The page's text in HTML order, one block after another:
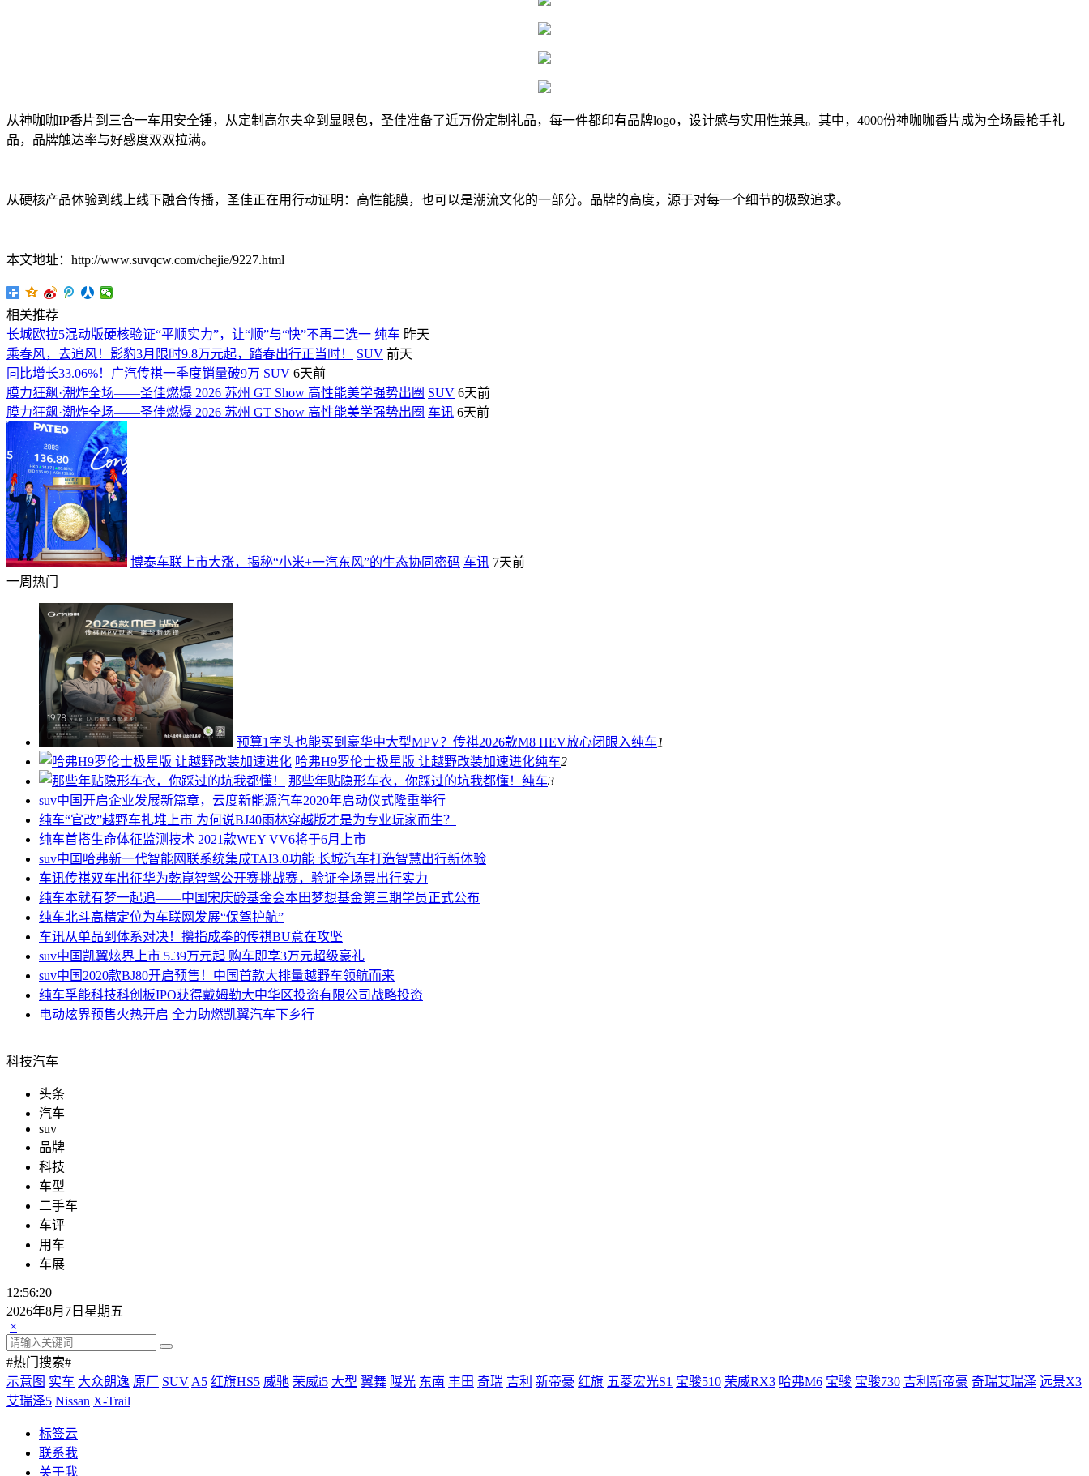
从神咖咖IP香片到三合一车用安全锤，从定制高尔夫伞到显眼包，圣佳准备了近万份定制礼品，每一件都印有品牌logo，设计感与实用性兼具。其中，4000份神咖咖香片成为全场最抢手礼
品，品牌触达率与好感度双双拉满。
从硬核产品体验到线上线下融合传播，圣佳正在用行动证明：高性能膜，也可以是潮流文化的一部分。品牌的高度，源于对每一个细节的极致追求。
本文地址：http://www.suvqcw.com/chejie/9227.html
相关推荐
长城欧拉5混动版硬核验证“平顺实力”，让“顺”与“快”不再二选一 纯车 昨天
乘春风，去追风！影豹3月限时9.8万元起，踏春出行正当时！
SUV 前天
同比增长33.06%！广汽传祺一季度销量破9万 SUV 6天前
膜力狂飙·潮炸全场——圣佳燃爆 2026 苏州 GT Show 高性能美学强势出圈 SUV 6天前
膜力狂飙·潮炸全场——圣佳燃爆 2026 苏州 GT Show 高性能美学强势出圈 车讯 6天前
博泰车联上市大涨，揭秘“小米+一汽东风”的生态协同密码 车讯 7天前
一周热门
预算1字头也能买到豪华中大型MPV？传祺2026款M8 HEV放心闭眼入纯车1
哈弗H9罗伦士极星版 让越野改装加速进化纯车2
那些年贴隐形车衣，你踩过的坑我都懂！ 纯车3
suv中国开启企业发展新篇章，云度新能源汽车2020年启动仪式隆重举行
纯车“官改”越野车扎堆上市 为何说BJ40雨林穿越版才是为专业玩家而生？
纯车首搭生命体征监测技术 2021款WEY VV6将于6月上市
suv中国 哈弗新一代智能网联系统集成TAI3.0功能 长城汽车打造智慧出行新体验
车讯传祺双车出征华为乾崑智驾公开赛挑战赛，验证全场景出行实力
纯车本就有梦一起追——中国宋庆龄基金会本田梦想基金第三期学员正式公布
纯车北斗高精定位为车联网发展“保驾护航”
车讯从单品到体系对决！攥指成拳的传祺BU意在攻坚
suv中国 凯翼炫界上市 5.39万元起 购车即享3万元超级豪礼
suv中国2020款BJ80开启预售！中国首款大排量越野车领航而来
纯车孚能科技科创板IPO获得戴姆勒大中华区投资有限公司战略投资
电动炫界预售火热开启 全力助燃凯翼汽车下乡行
科技汽车
头条
汽车
suv
品牌
科技
车型
二手车
车评
用车
车展
12:56:21
2026年8月7日星期五
×
#热门搜索#
示意图 实车 大众朗逸 原厂 SUVA5 红旗HS5 威驰 荣威i5 大型 翼舞 曝光 东南 丰田 奇瑞 吉利 新帝豪 红旗 五菱宏光S1 宝骏510 荣威RX3 哈弗M6 宝骏 宝骏730 吉利新帝豪 奇瑞艾瑞泽 远景X3
艾瑞泽5 Nissan X-Trail
标签云
联系我
关于我